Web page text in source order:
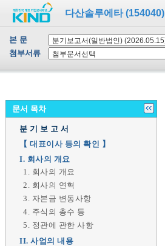
다산솔루에타 (154040)
본 문
첨부서류
문서 목차